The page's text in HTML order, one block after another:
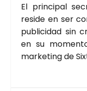
El prin­ci­pal
resi­de en ser
publi­ci­dad sin
en su
mar­ke­ting de